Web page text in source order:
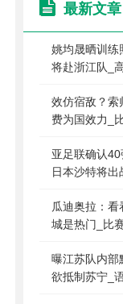
最新文章
姚均晟晒训练
将赴浙江队_
效仿宿敌？索
费为国效力_
亚足联确认
日本沙特将出
瓜迪奥拉：看
城是热门_比
曝江苏队内部
欲抵制苏宁_